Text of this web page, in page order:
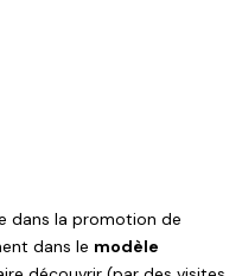
dans la promotion de
dans le modèle